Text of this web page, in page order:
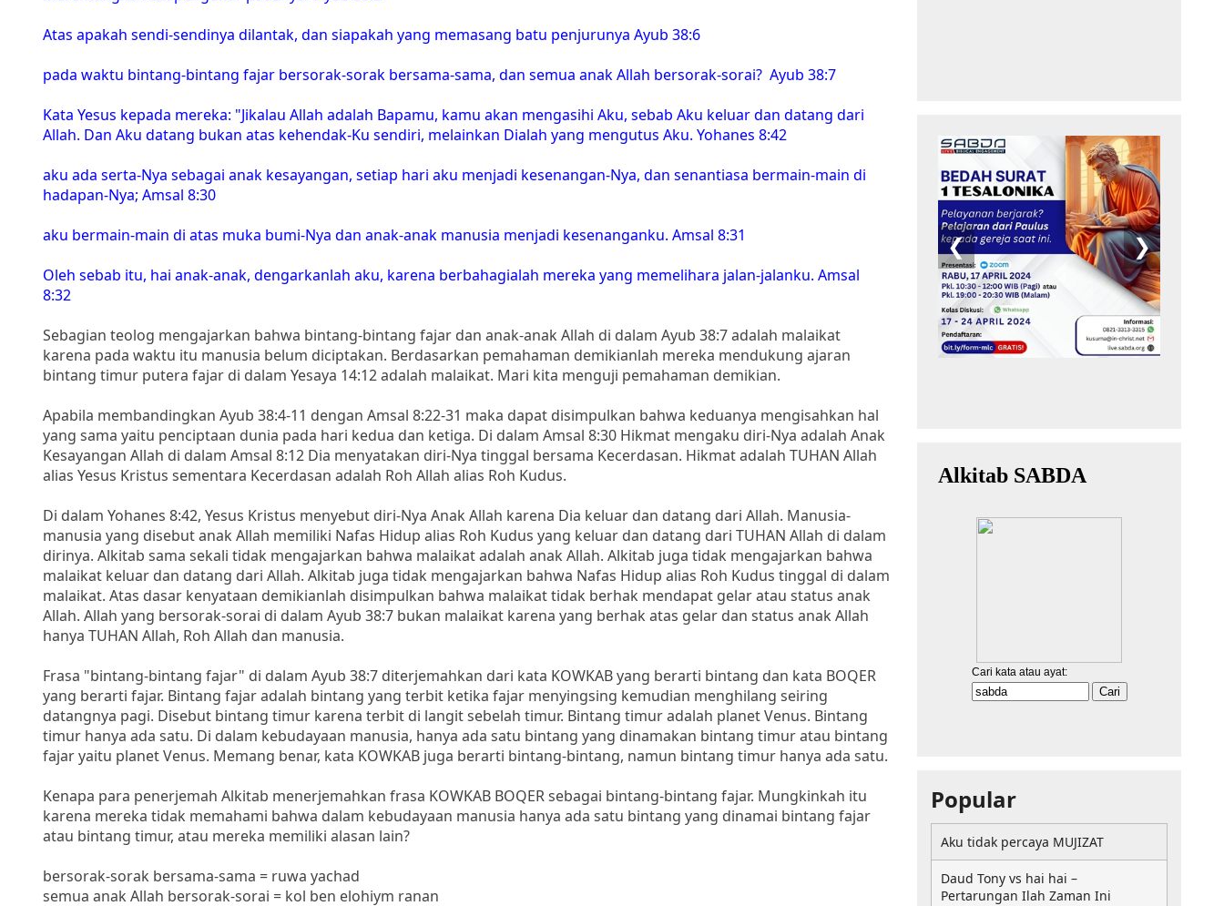
Atas apakah sendi-sendinya dilantak, dan siapakah yang memasang batu penjurunya Ayub 38:6
pada waktu bintang-bintang fajar bersorak-sorak bersama-sama, dan semua anak Allah bersorak-sorai? Ayub 38:7
Kata Yesus kepada mereka: "Jikalau Allah adalah Bapamu, kamu akan mengasihi Aku, sebab Aku keluar dan datang dari
Allah. Dan Aku datang bukan atas kehendak-Ku sendiri, melainkan Dialah yang mengutus Aku. Yohanes 8:42
aku ada serta-Nya sebagai anak kesayangan, setiap hari aku menjadi kesenangan-Nya, dan senantiasa bermain-main di
hadapan-Nya; Amsal 8:30
aku bermain-main di atas muka bumi-Nya dan anak-anak manusia menjadi kesenanganku. Amsal 8:31
Oleh sebab itu, hai anak-anak, dengarkanlah aku, karena berbahagialah mereka yang memelihara jalan-jalanku. Amsal
8:32
Sebagian teolog mengajarkan bahwa bintang-bintang fajar dan anak-anak Allah di dalam Ayub 38:7 adalah malaikat
karena pada waktu itu manusia belum diciptakan. Berdasarkan pemahaman demikianlah mereka mendukung ajaran
bintang timur putera fajar di dalam Yesaya 14:12 adalah malaikat. Mari kita menguji pemahaman demikian.
Apabila membandingkan Ayub 38:4-11 dengan Amsal 8:22-31 maka dapat disimpulkan bahwa keduanya mengisahkan hal
yang sama yaitu penciptaan dunia pada hari kedua dan ketiga. Di dalam Amsal 8:30 Hikmat mengaku diri-Nya adalah Anak
Kesayangan Allah di dalam Amsal 8:12 Dia menyatakan diri-Nya tinggal bersama Kecerdasan. Hikmat adalah TUHAN Allah
alias Yesus Kristus sementara Kecerdasan adalah Roh Allah alias Roh Kudus.
Di dalam Yohanes 8:42, Yesus Kristus menyebut diri-Nya Anak Allah karena Dia keluar dan datang dari Allah. Manusia-
manusia yang disebut anak Allah memiliki Nafas Hidup alias Roh Kudus yang keluar dan datang dari TUHAN Allah di dalam
dirinya. Alkitab sama sekali tidak mengajarkan bahwa malaikat adalah anak Allah. Alkitab juga tidak mengajarkan bahwa
malaikat keluar dan datang dari Allah. Alkitab juga tidak mengajarkan bahwa Nafas Hidup alias Roh Kudus tinggal di dalam
malaikat. Atas dasar kenyataan demikianlah disimpulkan bahwa malaikat tidak berhak mendapat gelar atau status anak
Allah. Allah yang bersorak-sorai di dalam Ayub 38:7 bukan malaikat karena yang berhak atas gelar dan status anak Allah
hanya TUHAN Allah, Roh Allah dan manusia.
Frasa "bintang-bintang fajar" di dalam Ayub 38:7 diterjemahkan dari kata KOWKAB yang berarti bintang dan kata BOQER
yang berarti fajar. Bintang fajar adalah bintang yang terbit ketika fajar menyingsing kemudian menghilang seiring
datangnya pagi. Disebut bintang timur karena terbit di langit sebelah timur. Bintang timur adalah planet Venus. Bintang
timur hanya ada satu. Di dalam kebudayaan manusia, hanya ada satu bintang yang dinamakan bintang timur atau bintang
fajar yaitu planet Venus. Memang benar, kata KOWKAB juga berarti bintang-bintang, namun bintang timur hanya ada satu.
Kenapa para penerjemah Alkitab menerjemahkan frasa KOWKAB BOQER sebagai bintang-bintang fajar. Mungkinkah itu
karena mereka tidak memahami bahwa dalam kebudayaan manusia hanya ada satu bintang yang dinamai bintang fajar
atau bintang timur, atau mereka memiliki alasan lain?
bersorak-sorak bersama-sama = ruwa yachad
semua anak Allah bersorak-sorai = kol ben elohiym ranan
Popular
Aku tidak percaya MUJIZAT
Daud Tony vs hai hai –
Pertarungan Ilah Zaman Ini